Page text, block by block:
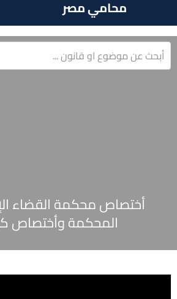
محامي مصر
أختصاص محكمة القضاء
المحكمة وأختصاص